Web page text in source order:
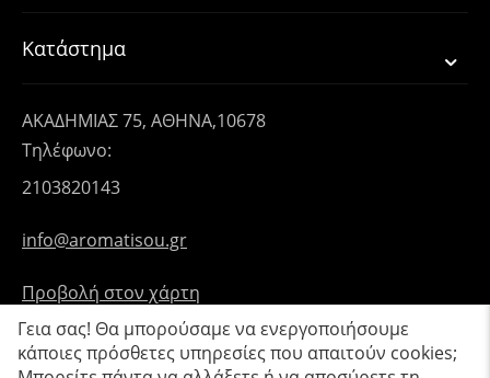
Κατάστημα
ΑΚΑΔΗΜΙΑΣ 75, ΑΘΗΝΑ,10678
Τηλέφωνο:
2103820143
info@aromatisou.gr
Προβολή στον χάρτη
Γεια σας! Θα μπορούσαμε να ενεργοποιήσουμε
κάποιες πρόσθετες υπηρεσίες που απαιτούν cookies;